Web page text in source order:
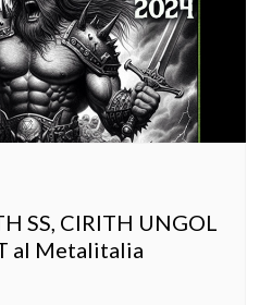
SS, CIRITH UNGOL
al Metalitalia